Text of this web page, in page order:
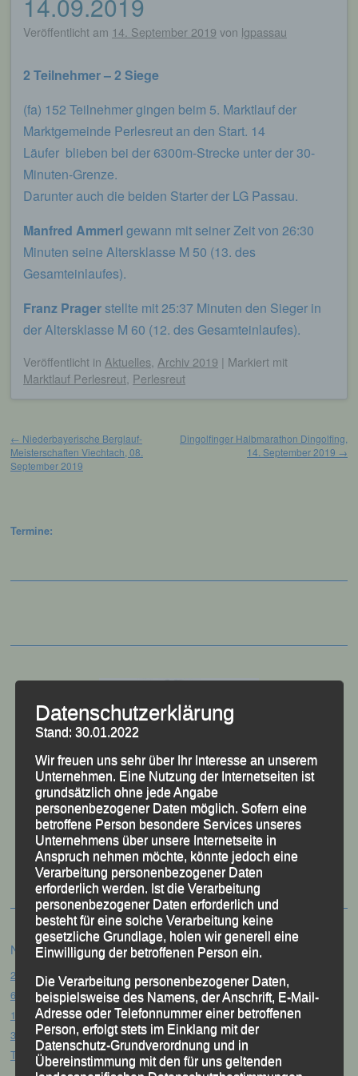
Veröffentlicht am 14. September 2019 von lgpassau
2 Teilnehmer – 2 Siege
(fa) 152 Teilnehmer gingen beim 5. Marktlauf der
Marktgemeinde Perlesreut an den Start. 14
Läufer blieben bei der 6300m-Strecke unter der 30-
Minuten-Grenze.
Darunter auch die beiden Starter der LG Passau.
Manfred Ammerlgewann mit seiner Zeit von 26:30
Minuten seine Altersklasse M 50 (13. des
Gesamteinlaufes).
Franz Pragerstellte mit 25:37 Minuten den Sieger in
der Altersklasse M 60 (12. des Gesamteinlaufes).
Veröffentlicht in Aktuelles Archiv 2019 | Markiert mit
Marktlauf Perlesreut Perlesreut
← Niederbayerische Berglauf-
Meisterschaften Viechtach, 08.
September 2019
Dingolfinger Halbmarathon Dingolfing,
14. September 2019 →
Termine:
50 Jahre LG Passau
Festzschrift
Neueste Beiträge
20. Goldener Steig-Lauf – Stozec/Tusset, 01.08.2026
61. Bergsportfest – Ortenburg, 26.07.2026
12. Loser Berglauf – Altaussee/Österreich, 25.07.2026
32. Sommerbiathlon – Passau, 18.07.2026
Tag des Sports – „Quälspaß am Dreisessel“ – Neureichenau, 18.07.2026
Datenschutzerklärung
Stand: 30.01.2022
Wir freuen uns sehr über Ihr Interesse an unserem
Unternehmen. Eine Nutzung der Internetseiten ist
grundsätzlich ohne jede Angabe
personenbezogener Daten möglich. Sofern eine
betroffene Person besondere Services unseres
Unternehmens über unsere Internetseite in
Anspruch nehmen möchte, könnte jedoch eine
Verarbeitung personenbezogener Daten
erforderlich werden. Ist die Verarbeitung
personenbezogener Daten erforderlich und
besteht für eine solche Verarbeitung keine
gesetzliche Grundlage, holen wir generell eine
Einwilligung der betroffenen Person ein.
Die Verarbeitung personenbezogener Daten,
beispielsweise des Namens, der Anschrift, E-Mail-
Adresse oder Telefonnummer einer betroffenen
Person, erfolgt stets im Einklang mit der
Datenschutz-Grundverordnung und in
Übereinstimmung mit den für uns geltenden